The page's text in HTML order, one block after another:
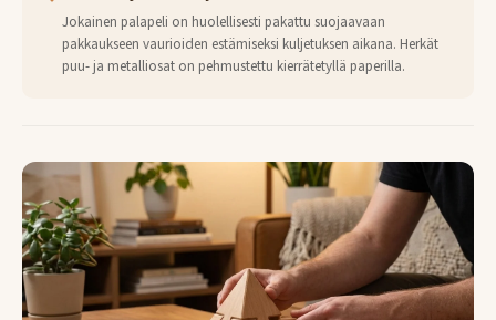
Jokainen palapeli on huolellisesti pakattu suojaavaan
pakkaukseen vaurioiden estämiseksi kuljetuksen aikana. Herkät
puu- ja metalliosat on pehmustettu kierrätetyllä paperilla.